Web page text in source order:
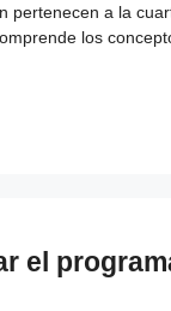
pertenecen a la
los
el